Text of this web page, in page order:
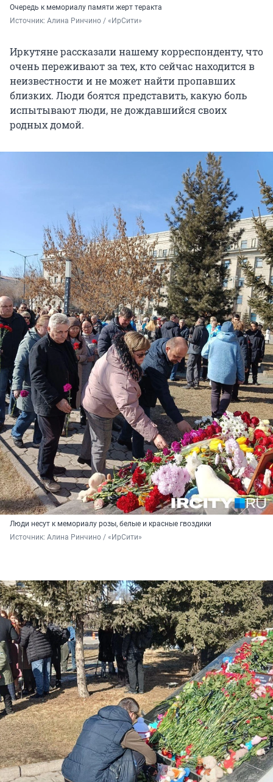
Очередь к мемориалу памяти жерт теракта
Источник: Алина Ринчино / «ИрСити»
Иркутяне рассказали нашему корреспонденту, что
очень переживают за тех, кто сейчас находится в
неизвестности и не может найти пропавших
близких. Люди боятся представить, какую боль
испытывают люди, не дождавшийся своих
родных домой.
Люди несут к мемориалу розы, белые и красные гвоздики
Источник: Алина Ринчино / «ИрСити»